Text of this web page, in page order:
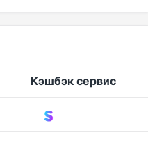
Кэшбэк сервис